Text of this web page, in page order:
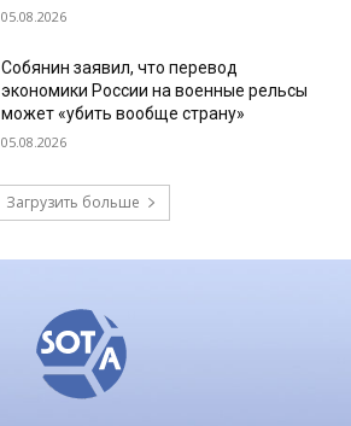
05.08.2026
Собянин заявил, что перевод
экономики России на военные рельсы
может «убить вообще страну»
05.08.2026
Загрузить больше